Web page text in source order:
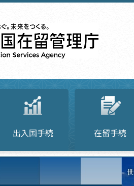
出入国手続 在留手続